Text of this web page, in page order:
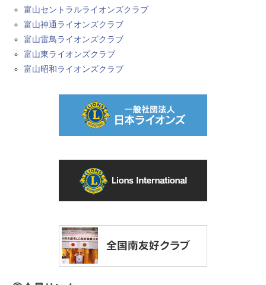
富山セントラルライオンズクラブ
富山神通ライオンズクラブ
富山雷鳥ライオンズクラブ
富山東ライオンズクラブ
富山昭和ライオンズクラブ